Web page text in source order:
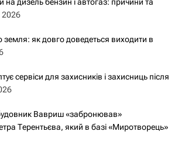
2026
земля: як довго доведеться виходити в
сервіси для захисників і захисниць після
Вавриш «забронював»
Терентьєва, який в базі «Миротворець»